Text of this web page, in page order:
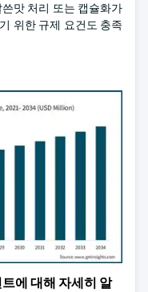
맛 처리 또는 캡슐화가
위한 규제 요건도 충족
에 대해 자세히 알